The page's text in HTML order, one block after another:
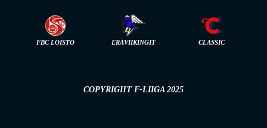
FBC LOISTO ERÄVIIKINGIT CLASSIC
COPYRIGHT F-LIIGA 2025